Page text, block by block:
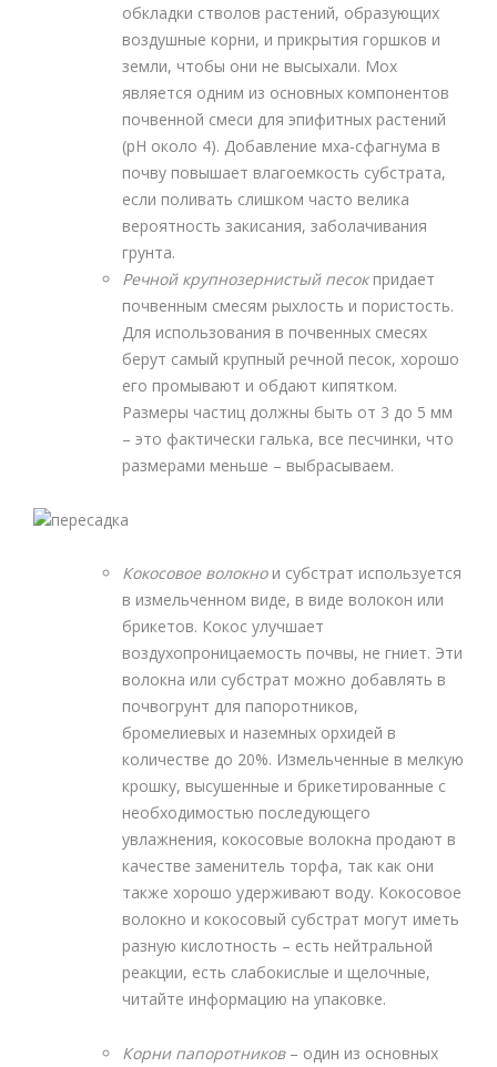
обкладки стволов растений, образующих
воздушные корни, и прикрытия горшков и
земли, чтобы они не высыхали. Мох
является одним из основных компонентов
почвенной смеси для эпифитных растений
(рН около 4). Добавление мха-сфагнума в
почву повышает влагоемкость субстрата,
если поливать слишком часто велика
вероятность закисания, заболачивания
грунта.
Речной крупнозернистый песокпридает
почвенным смесям рыхлость и пористость.
Для использования в почвенных смесях
берут самый крупный речной песок, хорошо
его промывают и обдают кипятком.
Размеры частиц должны быть от 3 до 5 мм
– это фактически галька, все песчинки, что
размерами меньше – выбрасываем.
Кокосовое волокнои субстрат используется
в измельченном виде, в виде волокон или
брикетов. Кокос улучшает
воздухопроницаемость почвы, не гниет. Эти
волокна или субстрат можно добавлять в
почвогрунт для папоротников,
бромелиевых и наземных орхидей в
количестве до 20%. Измельченные в мелкую
крошку, высушенные и брикетированные с
необходимостью последующего
увлажнения, кокосовые волокна продают в
качестве заменитель торфа, так как они
также хорошо удерживают воду. Кокосовое
волокно и кокосовый субстрат могут иметь
разную кислотность – есть нейтральной
реакции, есть слабокислые и щелочные,
читайте информацию на упаковке.
Корни папоротников– один из основных